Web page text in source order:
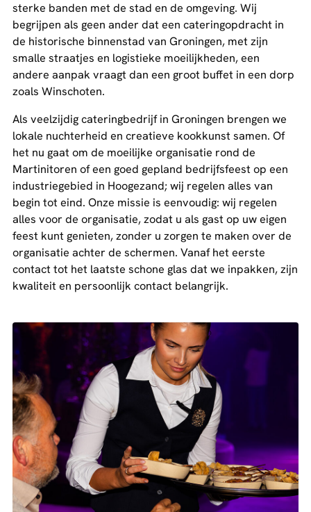
sterke banden met de stad en de omgeving. Wij
begrijpen als geen ander dat een cateringopdracht in
de historische binnenstad van Groningen, met zijn
smalle straatjes en logistieke moeilijkheden, een
andere aanpak vraagt dan een groot buffet in een dorp
zoals Winschoten.
Als veelzijdig cateringbedrijf in Groningen brengen we
lokale nuchterheid en creatieve kookkunst samen. Of
het nu gaat om de moeilijke organisatie rond de
Martinitoren of een goed gepland bedrijfsfeest op een
industriegebied in Hoogezand; wij regelen alles van
begin tot eind. Onze missie is eenvoudig: wij regelen
alles voor de organisatie, zodat u als gast op uw eigen
feest kunt genieten, zonder u zorgen te maken over de
organisatie achter de schermen. Vanaf het eerste
contact tot het laatste schone glas dat we inpakken, zijn
kwaliteit en persoonlijk contact belangrijk.